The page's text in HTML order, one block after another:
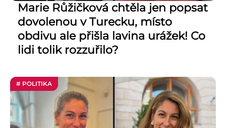
Marie Růžičková chtěla jen popsat
dovolenou v Turecku, místo
obdivu ale přišla lavina urážek! Co
lidi tolik rozzuřilo?
# POLITIKA